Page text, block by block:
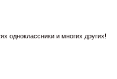
одноклассники и многих других!